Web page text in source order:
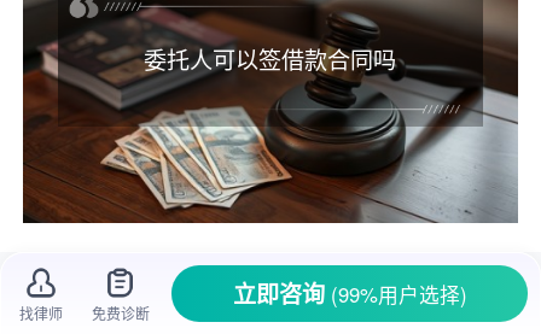
委托人可以签借款合同吗
在生活里，人们常常会遇到资金周转的问
题，需要和他人签订
借款合同。可有时候，当事
找律师 免费诊断
立即咨询 (99%用户选择)